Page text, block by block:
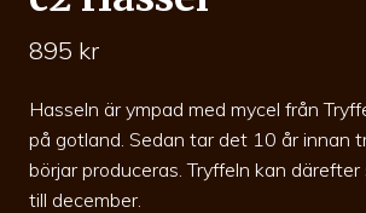
895 kr
Hasseln är ympad med mycel från
på gotland. Sedan tar det 10 år innan
börjar produceras. Tryffeln kan
till december.